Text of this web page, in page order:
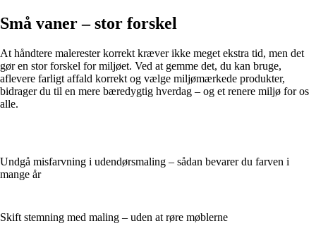
Små vaner – stor forskel
At håndtere malerester korrekt kræver ikke meget ekstra tid, men det
gør en stor forskel for miljøet. Ved at gemme det, du kan bruge,
aflevere farligt affald korrekt og vælge miljømærkede produkter,
bidrager du til en mere bæredygtig hverdag – og et renere miljø for os
alle.
Undgå misfarvning i udendørsmaling – sådan bevarer du farven i
mange år
Skift stemning med maling – uden at røre møblerne